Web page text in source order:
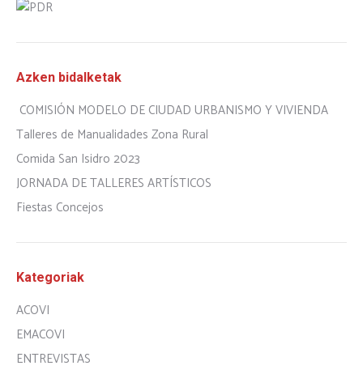
Azken bidalketak
COMISIÓN MODELO DE CIUDAD URBANISMO Y VIVIENDA
Talleres de Manualidades Zona Rural
Comida San Isidro 2023
JORNADA DE TALLERES ARTÍSTICOS
Fiestas Concejos
Kategoriak
ACOVI
EMACOVI
ENTREVISTAS